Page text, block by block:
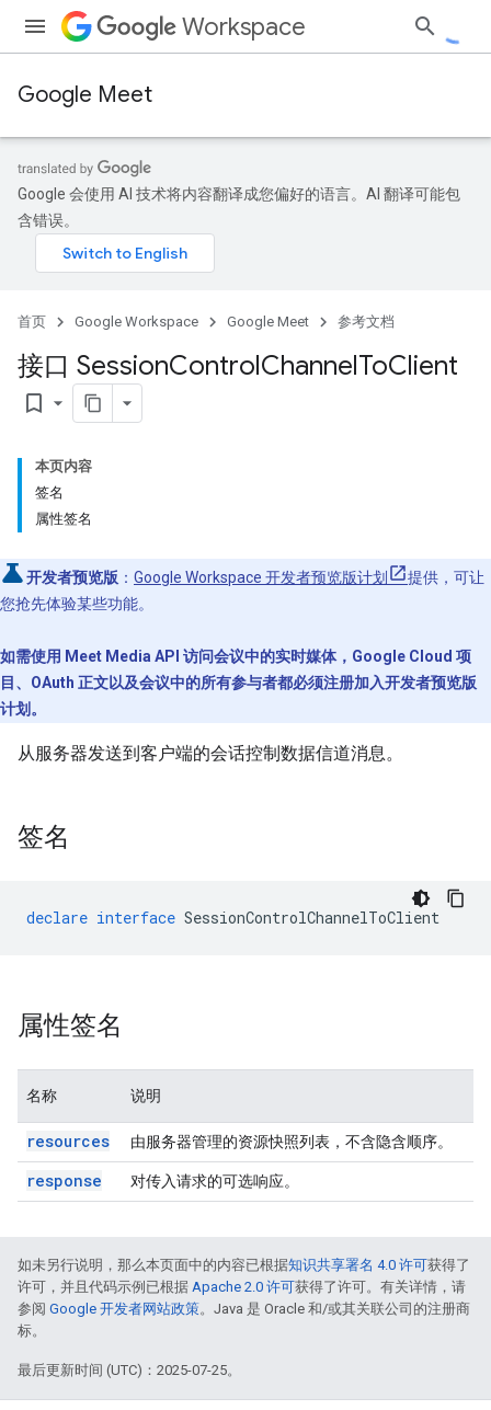
Workspace
Google Meet
Google 会使用 AI 技术将内容翻译成您偏好的语言。AI 翻译可能包
含错误。
首页 Google Workspace Google Meet 参考文档
接口 SessionControlChannelToClient
bookmark_border
本页内容
签名
属性签名
开发者预览版 ： Google Workspace 开发者预览版计划
提供，可让
您抢先体验某些功能。
如需使用 Meet Media API 访问会议中的实时媒体，Google Cloud 项
目、OAuth 正文以及会议中的所有参与者都必须注册加入开发者预览版
计划。
从服务器发送到客户端的会话控制数据信道消息。
签名
declare interface SessionControlChannelToClient
属性签名
名称 说明
resources 由服务器管理的资源快照列表，不含隐含顺序。
response 对传入请求的可选响应。
如未另行说明，那么本页面中的内容已根据知识共享署名 4.0 许可获得了
许可，并且代码示例已根据 Apache 2.0 许可获得了许可。有关详情，请
参阅 Google 开发者网站政策。Java 是 Oracle 和/或其关联公司的注册商
标。
最后更新时间 (UTC)：2025-07-25。